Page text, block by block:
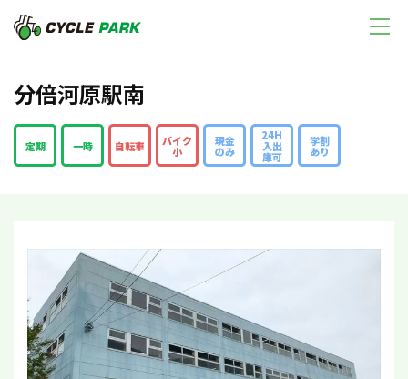
分倍河原駅南
定期 一時 自転車 バイク
小
現金
のみ
24H
入出
庫可
学割
あり